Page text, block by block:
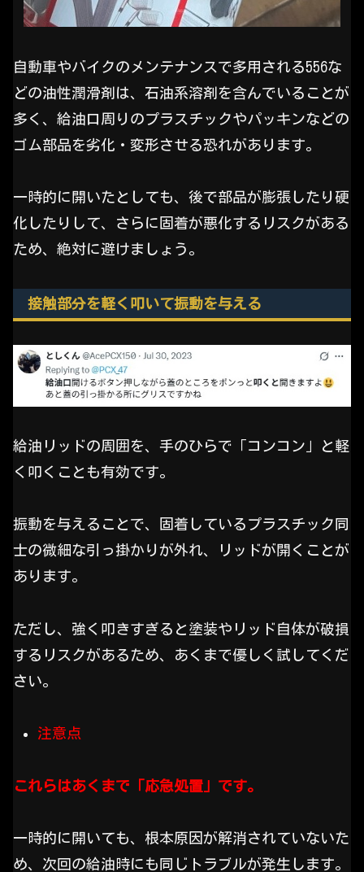
自動車やバイクのメンテナンスで多用される556な
どの油性潤滑剤は、石油系溶剤を含んでいることが
多く、給油口周りのプラスチックやパッキンなどの
ゴム部品を劣化・変形させる恐れがあります。
一時的に開いたとしても、後で部品が膨張したり硬
化したりして、さらに固着が悪化するリスクがある
ため、絶対に避けましょう。
接触部分を軽く叩いて振動を与える
給油リッドの周囲を、手のひらで「コンコン」と軽
く叩くことも有効です。
振動を与えることで、固着しているプラスチック同
士の微細な引っ掛かりが外れ、リッドが開くことが
あります。
ただし、強く叩きすぎると塗装やリッド自体が破損
するリスクがあるため、あくまで優しく試してくだ
さい。
注意点
これらはあくまで「応急処置」です。
一時的に開いても、根本原因が解消されていないた
め、次回の給油時にも同じトラブルが発生します。